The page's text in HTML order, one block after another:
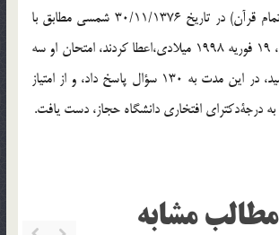
قرآني (از جمله حفظ تمام قرآن) در تاريخ 30/11/1376 شمسي مطابق با
22 شوال 1318 هـ.ق، 19 فوريه 1998 ميلادي،‌اعطا كردند، امتحان او سه
ساعت و نيم طول كشيد، ‌در اين مدت به 130 سؤال پاسخ داد، و از امتياز
مطالب مشابه